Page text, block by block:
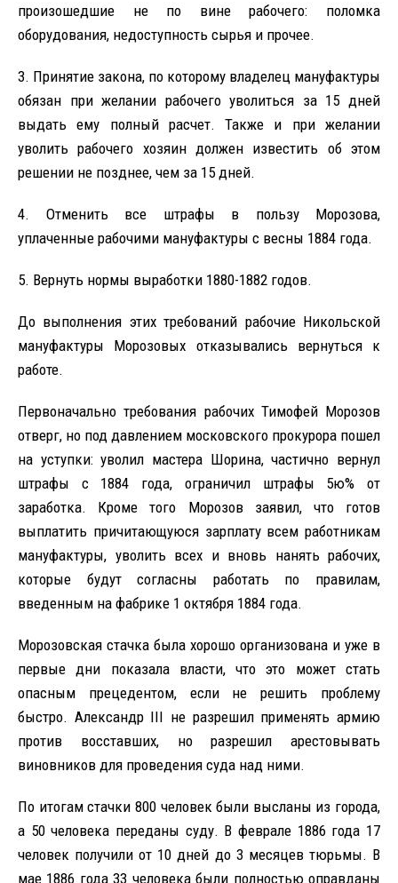
произошедшие не по вине рабочего: поломка
оборудования, недоступность сырья и прочее.
3. Принятие закона, по которому владелец мануфактуры
обязан при желании рабочего уволиться за 15 дней
выдать ему полный расчет. Также и при желании
уволить рабочего хозяин должен известить об этом
решении не позднее, чем за 15 дней.
4. Отменить все штрафы в пользу Морозова,
уплаченные рабочими мануфактуры с весны 1884 года.
5. Вернуть нормы выработки 1880-1882 годов.
До выполнения этих требований рабочие Никольской
мануфактуры Морозовых отказывались вернуться к
работе.
Первоначально требования рабочих Тимофей Морозов
отверг, но под давлением московского прокурора пошел
на уступки: уволил мастера Шорина, частично вернул
штрафы с 1884 года, ограничил штрафы 5ю% от
заработка. Кроме того Морозов заявил, что готов
выплатить причитающуюся зарплату всем работникам
мануфактуры, уволить всех и вновь нанять рабочих,
которые будут согласны работать по правилам,
введенным на фабрике 1 октября 1884 года.
Морозовская стачка была хорошо организована и уже в
первые дни показала власти, что это может стать
опасным прецедентом, если не решить проблему
быстро. Александр III не разрешил применять армию
против восставших, но разрешил арестовывать
виновников для проведения суда над ними.
По итогам стачки 800 человек были высланы из города,
а 50 человека переданы суду. В феврале 1886 года 17
человек получили от 10 дней до 3 месяцев тюрьмы. В
мае 1886 года 33 человека были полностью оправданы